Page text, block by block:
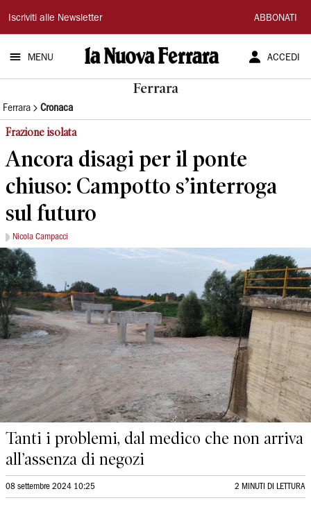
La
Nuova
Ferrara
Iscriviti alle Newsletter ABBONATI
MENU ACCEDI
Ferrara
Ferrara Cronaca
Frazione isolata
Ancora disagi per il ponte
chiuso: Campotto s’interroga
sul futuro
Nicola Campacci
Tanti i problemi, dal medico che non arriva
all’assenza di negozi
08 settembre 2024 10:25 2 MINUTI DI LETTURA